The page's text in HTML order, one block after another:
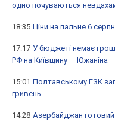
одно почуваються
18:35 Ціни на пальне 6
17:17 У бюджеті немає
РФ на Київщину — Южаніна
15:01 Полтавському ГЗК
гривень
14:28 Азербайджан готовий